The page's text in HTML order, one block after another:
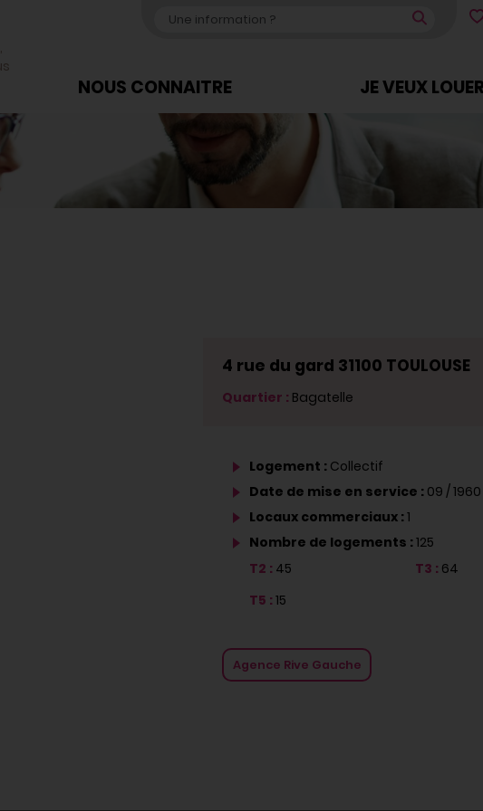
NOUS CONNAITRE JE VEUX LOUER
4 rue du gard 31100 TOULOUSE
Quartier : Bagatelle
Logement : Collectif
Date de mise en service : 09 / 1960
Locaux commerciaux : 1
Nombre de logements : 125
T2 : 45 T3 : 64
T5 : 15
Agence Rive Gauche